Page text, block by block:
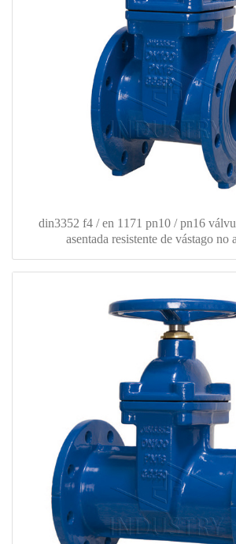
din3352 f4 / en 1171 pn10 / pn16
asentada resistente de vástago no